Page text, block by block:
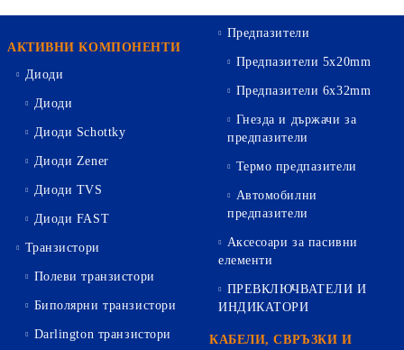
АКТИВНИ КОМПОНЕНТИ
Диоди
Диоди
Диоди Schottky
Диоди Zener
Диоди TVS
Диоди FAST
Транзистори
Полеви транзистори
Биполярни транзистори
Darlington транзистори
Предпазители
Предпазители 5х20mm
Предпазители 6х32mm
Гнезда и държачи за
предпазители
Термо предпазители
Автомобилни
предпазители
Аксесоари за пасивни
елементи
ПРЕВКЛЮЧВАТЕЛИ И
ИНДИКАТОРИ
КАБЕЛИ, СВРЪЗКИ И